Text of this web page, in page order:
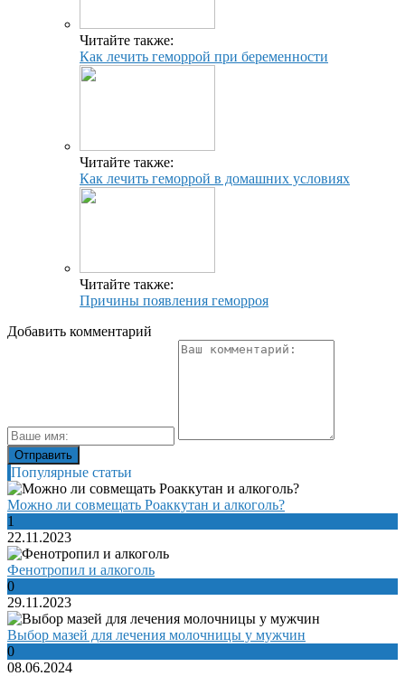
Читайте также:
Как лечить геморрой при беременности
Читайте также:
Как лечить геморрой в домашних условиях
Читайте также:
Причины появления геморроя
Добавить комментарий
Популярные статьи
Можно ли совмещать Роаккутан и алкоголь?
1
22.11.2023
Фенотропил и алкоголь
0
29.11.2023
Выбор мазей для лечения молочницы у мужчин
0
08.06.2024